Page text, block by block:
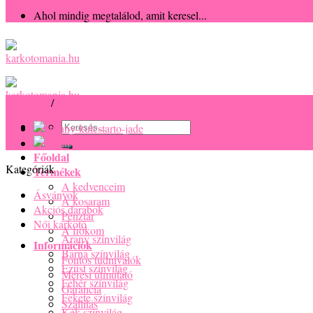
Ahol mindig megtalálod, amit keresel...
Keresés
következőre:
Főoldal
Termékek
A kedvenceim
A kosaram
Pénztár
A fiókom
Információk
Fontos tudnivalók
Mérési útmutató
Garancia
Szállítás
/
Kategóriák
Ásványok
Akciós darabok
Női karkötő
Arany színvilág
Barna színvilág
Ezüst színvilág
Fehér színvilág
Fekete színvilág